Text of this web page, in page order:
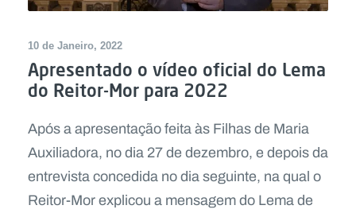
10 de Janeiro, 2022
Apresentado o vídeo oficial do Lema
do Reitor-Mor para 2022
Após a apresentação feita às Filhas de Maria
Auxiliadora, no dia 27 de dezembro, e depois da
entrevista concedida no dia seguinte, na qual o
Reitor-Mor explicou a mensagem do Lema de